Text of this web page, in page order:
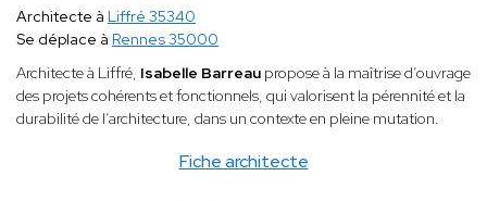
Fiche architecte
Architecte à Liffré 35340
Se déplace à Rennes 35000
Architecte à Liffré, Isabelle Barreau propose à la maîtrise d’ouvrage
des projets cohérents et fonctionnels, qui valorisent la pérennité et la
durabilité de l’architecture, dans un contexte en pleine mutation.